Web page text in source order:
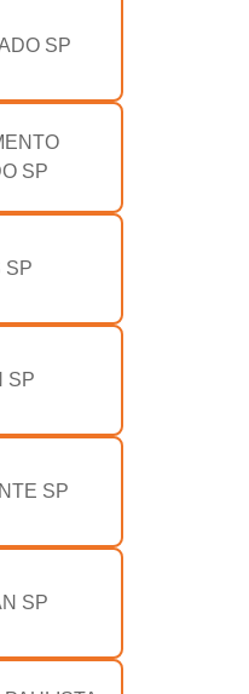
SP
SP
SP
SP
SP
SP